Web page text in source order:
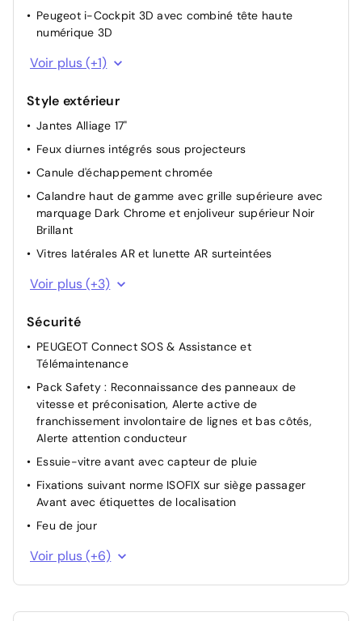
Peugeot i-Cockpit 3D avec combiné tête haute
numérique 3D
Accoudoir central AV
Voir plus (+1)
Style extérieur
Jantes Alliage 17"
Feux diurnes intégrés sous projecteurs
Canule d'échappement chromée
Calandre haut de gamme avec grille supérieure avec
marquage Dark Chrome et enjoliveur supérieur Noir
Brillant
Vitres latérales AR et lunette AR surteintées
Projecteur AV Full LED
Poignées extérieures couleur caisse
Voir plus (+3)
Sécurité
PEUGEOT Connect SOS & Assistance et
Télémaintenance
Pack Safety : Reconnaissance des panneaux de
vitesse et préconisation, Alerte active de
franchissement involontaire de lignes et bas côtés,
Alerte attention conducteur
Essuie-vitre avant avec capteur de pluie
Fixations suivant norme ISOFIX sur siège passager
Avant avec étiquettes de localisation
Feu de jour
Détection de sous-gonflage indirecte
détection de non bouclage
Voir plus (+6)